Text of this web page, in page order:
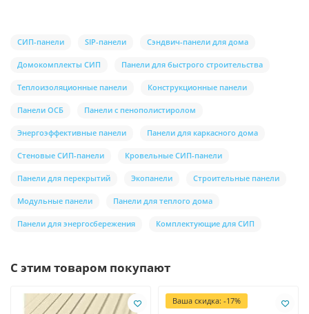
СИП-панели SIP-панели Сэндвич-панели для дома
Домокомплекты СИП Панели для быстрого строительства
Теплоизоляционные панели Конструкционные панели
Панели ОСБ Панели с пенополистиролом
Энергоэффективные панели Панели для каркасного дома
Стеновые СИП-панели Кровельные СИП-панели
Панели для перекрытий Экопанели Строительные панели
Модульные панели Панели для теплого дома
Панели для энергосбережения Комплектующие для СИП
С этим товаром покупают
Ваша скидка: -17%